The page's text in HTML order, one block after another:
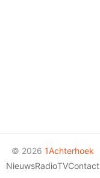
© 2026 1Achterhoek
NieuwsRadioTVContact